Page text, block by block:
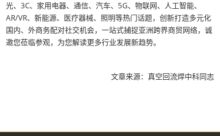
光、3C、家用电器、通信、汽车、5G、物联网、人工智能、
AR/VR、新能源、医疗器械、照明等热门话题，创新打造多元化
国内、外商务配对社交机会，一站式捕捉亚洲跨界商贸网络，诚
邀您莅临参观，为您解读更多行业发展新趋势。
文章来源：真空回流焊中科同志